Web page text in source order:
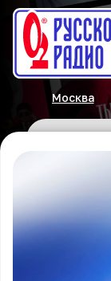
Москва